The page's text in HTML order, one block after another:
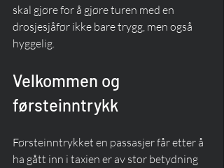
skal gjøre for å gjøre turen med en
drosjesjåfør ikke bare trygg, men også
hyggelig.
Velkommen og
førsteinntrykk
Førsteinntrykket en passasjer får etter å
ha gått inn i taxien er av stor betydning